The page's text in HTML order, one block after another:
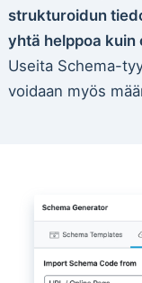
strukturoidun
yhtä helppoa kuin
Useita Schema-
voidaan myös